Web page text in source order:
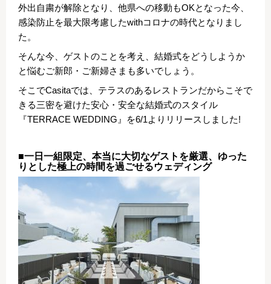
外出自粛が解除となり、他県への移動もOKとなった今、
感染防止を最大限考慮したwithコロナの時代となりまし
た。
そんな今、ゲストのことを考え、結婚式をどうしようか
と悩むご新郎・ご新婦さまも多いでしょう。
そこでCasitaでは、テラスのあるレストランだからこそで
きる三密を避けた安心・安全な結婚式のスタイル
『TERRACE WEDDING』を6/1よりリリースしました!
■一日一組限定、本当に大切なゲストを厳選、ゆった
りとした極上の時間を過ごせるウェディング